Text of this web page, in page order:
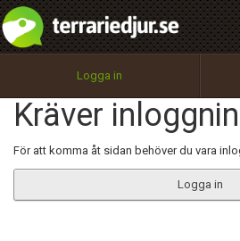
Logga in
Kräver
För att komma åt sidan behöver du vara
Logga in
Utför
100%
OK
integritetspolicy
Namn:
Epost:
Begär nytt lösenord